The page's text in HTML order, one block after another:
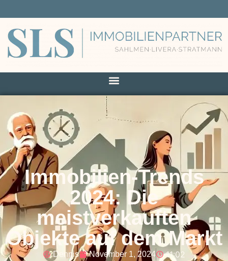
Immobilien-Trends
2024: Die
meistverkauften
Objekte auf dem Markt
Dennis November 1, 2024 11:02